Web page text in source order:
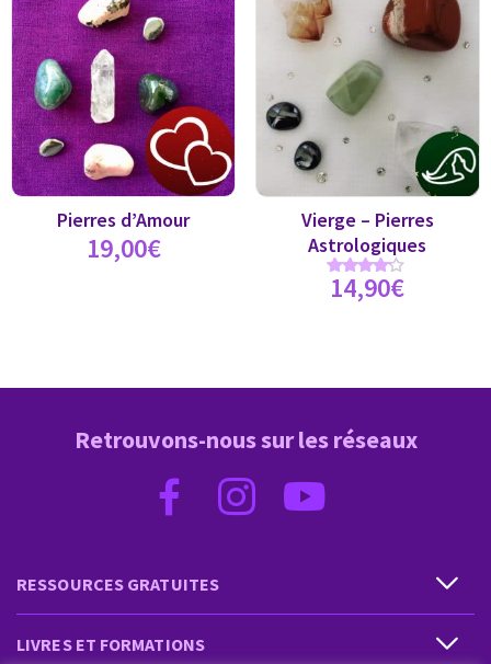
Pierres d’Amour
19,00€
Vierge – Pierres
Astrologiques
Note
4.00
14,90€
RESSOURCES GRATUITES
LIVRES ET FORMATIONS
Retrouvons-nous sur les réseaux